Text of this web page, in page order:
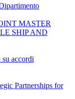
MASTER
SHIP AND
accordi
Partnerships for